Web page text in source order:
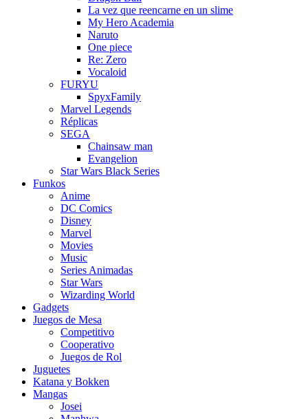
La vez que reencarne en un slime
My Hero Academia
Naruto
One piece
Re: Zero
Vocaloid
FURYU
SpyxFamily
Marvel Legends
Réplicas
SEGA
Chainsaw man
Evangelion
Star Wars Black Series
Funkos
Anime
DC Comics
Disney
Marvel
Movies
Music
Series Animadas
Star Wars
Wizarding World
Gadgets
Juegos de Mesa
Competitivo
Cooperativo
Juegos de Rol
Juguetes
Katana y Bokken
Mangas
Josei